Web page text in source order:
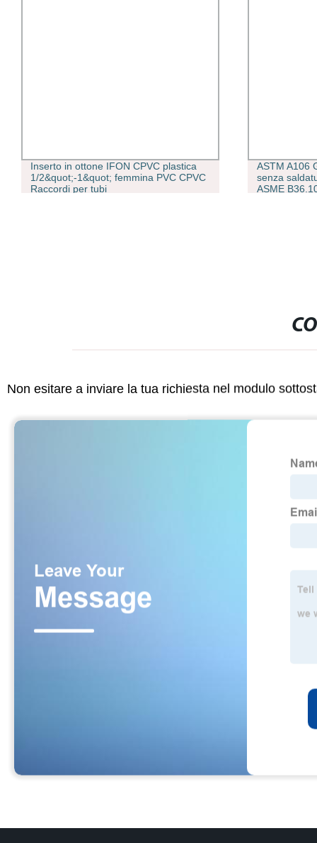
Inserto in ottone IFON CPVC plastica
1/2&quot;-1&quot; femmina PVC CPVC
Raccordi per tubi
ASTM A106
senza
ASME
Non esitare a inviare la tua richiesta nel modulo